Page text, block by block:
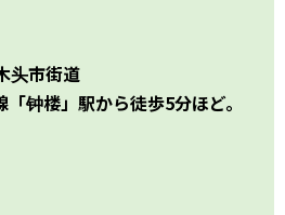
头市街道
钟楼」駅から徒歩5分ほど。